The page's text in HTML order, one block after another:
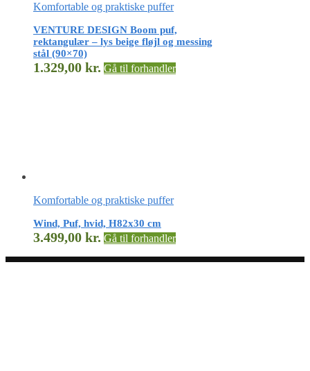
Komfortable og praktiske puffer
VENTURE DESIGN Boom puf,
rektangulær – lys beige fløjl og messing
stål (90×70)
1.329,00 kr. Gå til forhandler
Komfortable og praktiske puffer
Wind, Puf, hvid, H82x30 cm
3.499,00 kr. Gå til forhandler